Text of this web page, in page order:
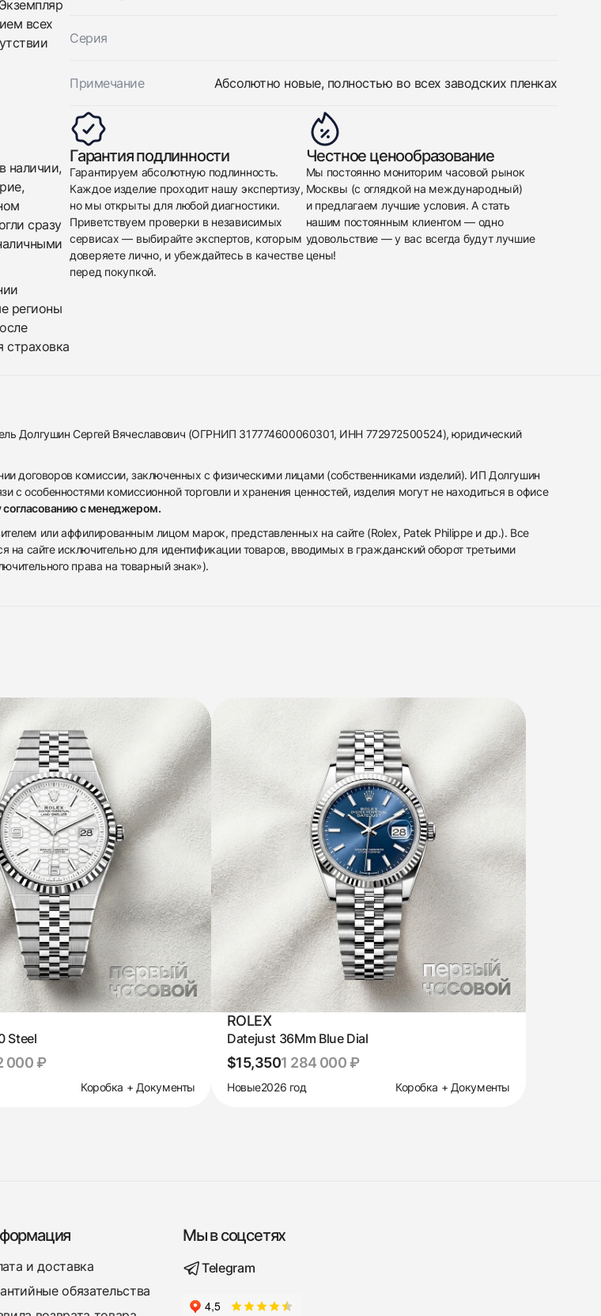
всех
Серия
Примечание Абсолютно новые, полностью во всех заводских пленках
наличии,
сразу
регионы
страховка
Гарантия подлинности
Гарантируем абсолютную подлинность.
Каждое изделие проходит нашу экспертизу,
но мы открыты для любой диагностики.
Приветствуем проверки в независимых
сервисах — выбирайте экспертов, которым
доверяете лично, и убеждайтесь в качестве
перед покупкой.
Честное ценообразование
Мы постоянно мониторим часовой рынок
Москвы (с оглядкой на международный)
и предлагаем лучшие условия. А стать
нашим постоянным клиентом — одно
удовольствие — у вас всегда будут лучшие
цены!
Долгушин Сергей Вячеславович (ОГРНИП 317774600060301, ИНН 772972500524), юридический
договоров комиссии, заключенных с физическими лицами (собственниками изделий). ИП Долгушин
с особенностями комиссионной торговли и хранения ценностей, изделия могут не находиться в офисе
согласованию с менеджером.
или аффилированным лицом марок, представленных на сайте (Rolex, Patek Philippe и др.). Все
на сайте исключительно для идентификации товаров, вводимых в гражданский оборот третьими
права на товарный знак»).
Steel
000 ₽
Коробка + Документы
ROLEX
Datejust 36Mm Blue Dial
$15,3501 284 000 ₽
Новые2026 год Коробка + Документы
и доставка
обязательства
Мы в соцсетях
Telegram